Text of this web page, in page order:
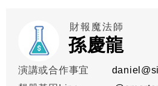
財報魔法師
孫慶龍
演講或合作事宜